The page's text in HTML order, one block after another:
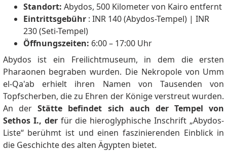
Standort: Abydos, 500 Kilometer von Kairo entfernt
Eintrittsgebühr: INR 140 (Abydos-Tempel) | INR
230 (Seti-Tempel)
Öffnungszeiten: 6:00 – 17:00 Uhr
Abydos ist ein Freilichtmuseum, in dem die ersten
Pharaonen begraben wurden. Die Nekropole von Umm
el-Qa'ab erhielt ihren Namen von Tausenden von
Topfscherben, die zu Ehren der Könige verstreut wurden.
An derStätte befindet sich auch der Tempel von
Sethos I., derfür die hieroglyphische Inschrift „Abydos-
Liste“ berühmt ist und einen faszinierenden Einblick in
die Geschichte des alten Ägypten bietet.